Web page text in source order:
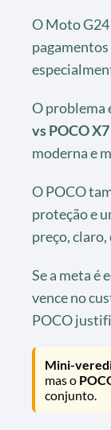
O Moto
O problema
vs POCO
moderna e
O POCO
proteção e
preço, claro,
Se a meta é
vence no
POCO
Mini-
mas o
conjunto.